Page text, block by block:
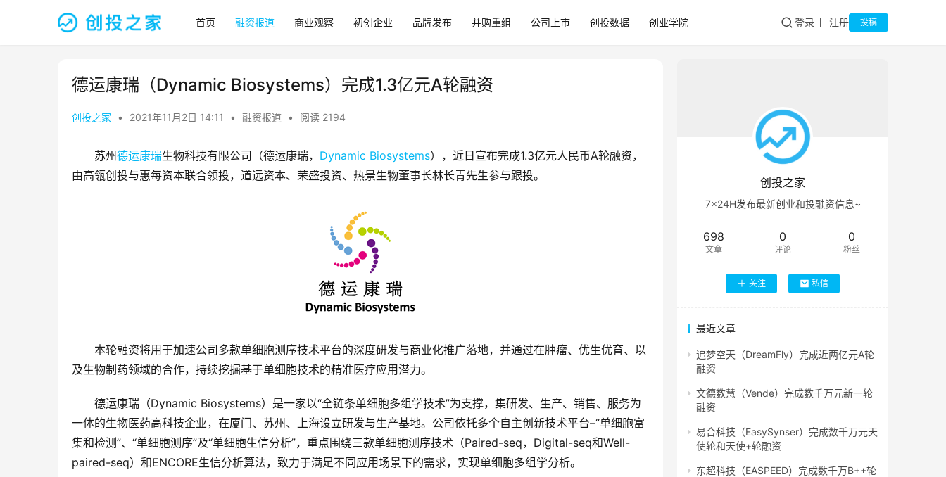
首页 融资报道 商业观察 初创企业 品牌发布 并购重组 公司上市 创投数据 创业学院 登录 注册 投稿
德运康瑞（Dynamic Biosystems）完成1.3亿元A轮融资
创投之家 • 2021年11月2日 14:11 • 融资报道 • 阅读 2194
苏州德运康瑞生物科技有限公司（德运康瑞， Dynamic Biosystems），近日宣布完成1.3亿元人民币A轮融资，
由高瓴创投与惠每资本联合领投，道远资本、荣盛投资、热景生物董事长林长青先生参与跟投。
本轮融资将用于加速公司多款单细胞测序技术平台的深度研发与商业化推广落地，并通过在肿瘤、优生优育、以
及生物制药领域的合作，持续挖掘基于单细胞技术的精准医疗应用潜力。
德运康瑞（Dynamic Biosystems）是一家以“全链条单细胞多组学技术”为支撑，集研发、生产、销售、服务为
一体的生物医药高科技企业，在厦门、苏州、上海设立研发与生产基地。公司依托多个自主创新技术平台–“单细胞富
集和检测”、“单细胞测序”及“单细胞生信分析”，重点围绕三款单细胞测序技术（Paired-seq，Digital-seq和Well-
paired-seq）和ENCORE生信分析算法，致力于满足不同应用场景下的需求，实现单细胞多组学分析。
创投之家
7×24H发布最新创业和投融资信息~
698
文章
0
评论
0
粉丝
关注 私信
最近文章
追梦空天（DreamFly）完成近两亿元A轮
融资
文德数慧（Vende）完成数千万元新一轮
融资
易合科技（EasySynser）完成数千万元天
使轮和天使+轮融资
东超科技（EASPEED）完成数千万B++轮